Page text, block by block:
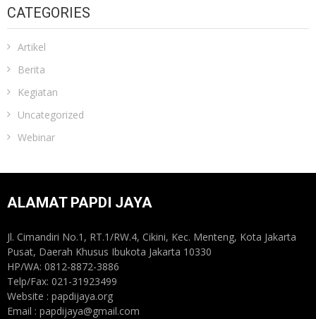
CATEGORIES
Artikel
Berita
Kegiatan
Uncategorized
Webinar
ALAMAT PAPDI JAYA
Jl. Cimandiri No.1, RT.1/RW.4, Cikini, Kec. Menteng, Kota Jakarta
Pusat, Daerah Khusus Ibukota Jakarta 10330
HP/WA: 0812-8872-3886
Telp/Fax: 021-31923499
Website : papdijaya.org
Email : papdijaya@gmail.com